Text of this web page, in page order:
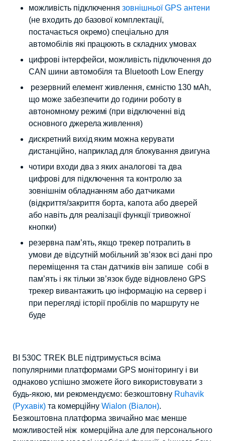
можливість підключеннязовнішньої GPS антени
(не входить до базової комплектації,
постачається окремо) спеціально для
автомобілів які працюють в складних умовах
цифрові інтерфейси, можливість підключення до
CAN шини автомобіля та Bluetooth Low Energy
резервний елемент живлення, ємністю 130 мАh,
що може забезпечити до години роботу в
автономному режимі (при відключенні від
основного джерела живлення)
дискретний вихід яким можна керувати
дистанційно, наприклад для блокування двигуна
чотири входи два з яких аналогові та два
цифрові для підключення та контролю за
зовнішнім обладнанням або датчиками
(відкриття/закриття борта, капота або дверей
або навіть для реалізації функції тривожної
кнопки)
резервна пам’ять, якщо трекер потрапить в
умови де відсутній мобільний зв’язок всі дані про
переміщення та стан датчиків він запише собі в
пам’ять і як тільки зв’язок буде відновлено GPS
трекер вивантажить цю інформацію на сервер і
при перегляді історії пробілів по маршруту не
буде
BI 530C TREK BLE підтримується всіма
популярними платформами GPS моніторингу і ви
однаково успішно зможете його використовувати з
будь-якою, ми рекомендуємо: безкоштовну Ruhavik
(Рухавік)та комерційнуWialon (Віалон).
Безкоштовна платформа звичайно має менше
можливостей ніж комерційна але для персонального